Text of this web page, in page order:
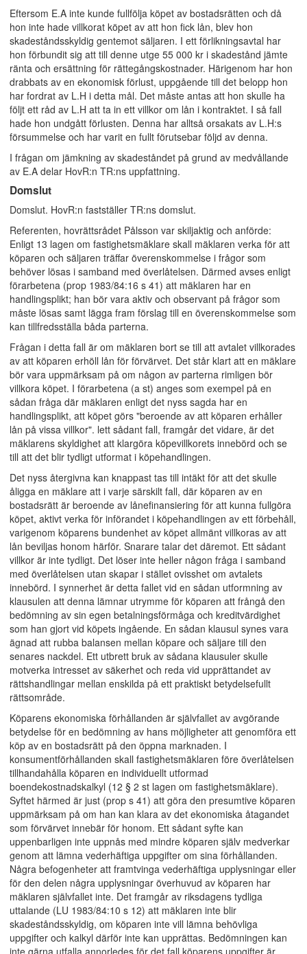
Eftersom E.A inte kunde fullfölja köpet av bostadsrätten och då
hon inte hade villkorat köpet av att hon fick lån, blev hon
skadeståndsskyldig gentemot säljaren. I ett förlikningsavtal har
hon förbundit sig att till denne utge 55 000 kr i skadestånd jämte
ränta och ersättning för rättegångskostnader. Härigenom har hon
drabbats av en ekonomisk förlust, uppgående till det belopp hon
har fordrat av L.H i detta mål. Det måste antas att hon skulle ha
följt ett råd av L.H att ta in ett villkor om lån i kontraktet. I så fall
hade hon undgått förlusten. Denna har alltså orsakats av L.H:s
försummelse och har varit en fullt förutsebar följd av denna.
I frågan om jämkning av skadeståndet på grund av medvållande
av E.A delar HovR:n TR:ns uppfattning.
Domslut
Domslut. HovR:n fastställer TR:ns domslut.
Referenten, hovrättsrådet Pålsson var skiljaktig och anförde:
Enligt 13 lagen om fastighetsmäklare skall mäklaren verka för att
köparen och säljaren träffar överenskommelse i frågor som
behöver lösas i samband med överlåtelsen. Därmed avses enligt
förarbetena (prop 1983/84:16 s 41) att mäklaren har en
handlingsplikt; han bör vara aktiv och observant på frågor som
måste lösas samt lägga fram förslag till en överenskommelse som
kan tillfredsställa båda parterna.
Frågan i detta fall är om mäklaren bort se till att avtalet villkorades
av att köparen erhöll lån för förvärvet. Det står klart att en mäklare
bör vara uppmärksam på om någon av parterna rimligen bör
villkora köpet. I förarbetena (a st) anges som exempel på en
sådan fråga där mäklaren enligt det nyss sagda har en
handlingsplikt, att köpet görs "beroende av att köparen erhåller
lån på vissa villkor". lett sådant fall, framgår det vidare, är det
mäklarens skyldighet att klargöra köpevillkorets innebörd och se
till att det blir tydligt utformat i köpehandlingen.
Det nyss återgivna kan knappast tas till intäkt för att det skulle
åligga en mäklare att i varje särskilt fall, där köparen av en
bostadsrätt är beroende av lånefinansiering för att kunna fullgöra
köpet, aktivt verka för införandet i köpehandlingen av ett förbehåll,
varigenom köparens bundenhet av köpet allmänt villkoras av att
lån beviljas honom härför. Snarare talar det däremot. Ett sådant
villkor är inte tydligt. Det löser inte heller någon fråga i samband
med överlåtelsen utan skapar i stället ovisshet om avtalets
innebörd. I synnerhet är detta fallet vid en sådan utformning av
klausulen att denna lämnar utrymme för köparen att frångå den
bedömning av sin egen betalningsförmåga och kreditvärdighet
som han gjort vid köpets ingående. En sådan klausul synes vara
ägnad att rubba balansen mellan köpare och säljare till den
senares nackdel. Ett utbrett bruk av sådana klausuler skulle
motverka intresset av säkerhet och reda vid upprättandet av
rättshandlingar mellan enskilda på ett praktiskt betydelsefullt
rättsområde.
Köparens ekonomiska förhållanden är självfallet av avgörande
betydelse för en bedömning av hans möjligheter att genomföra ett
köp av en bostadsrätt på den öppna marknaden. I
konsumentförhållanden skall fastighetsmäklaren före överlåtelsen
tillhandahålla köparen en individuellt utformad
boendekostnadskalkyl (12 § 2 st lagen om fastighetsmäklare).
Syftet härmed är just (prop s 41) att göra den presumtive köparen
uppmärksam på om han kan klara av det ekonomiska åtagandet
som förvärvet innebär för honom. Ett sådant syfte kan
uppenbarligen inte uppnås med mindre köparen själv medverkar
genom att lämna vederhäftiga uppgifter om sina förhållanden.
Några befogenheter att framtvinga vederhäftiga upplysningar eller
för den delen några upplysningar överhuvud av köparen har
mäklaren självfallet inte. Det framgår av riksdagens tydliga
uttalande (LU 1983/84:10 s 12) att mäklaren inte blir
skadeståndsskyldig, om köparen inte vill lämna behövliga
uppgifter och kalkyl därför inte kan upprättas. Bedömningen kan
inte gärna utfalla annorledes för det fall köparens uppgifter är